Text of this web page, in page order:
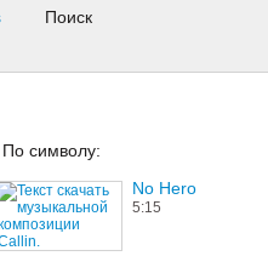
По символу:
No Hero
5:15